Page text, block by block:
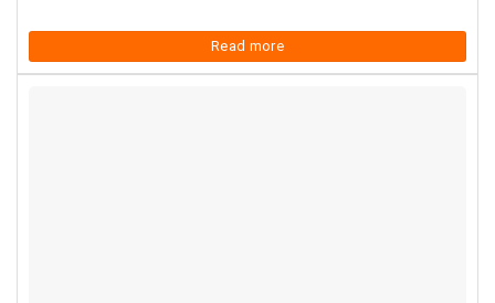
Read more